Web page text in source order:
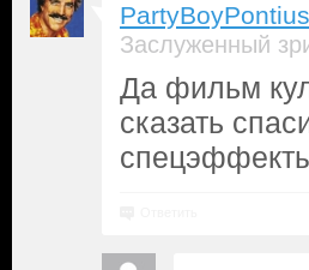
PartyBoyPontius
Заслуженный
Да фильм
сказать